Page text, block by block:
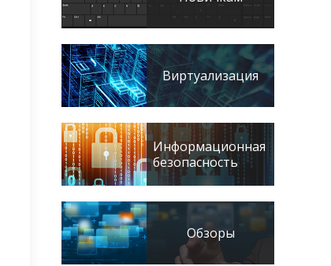
Виртуализация
Информационная
безопасность
Обзоры